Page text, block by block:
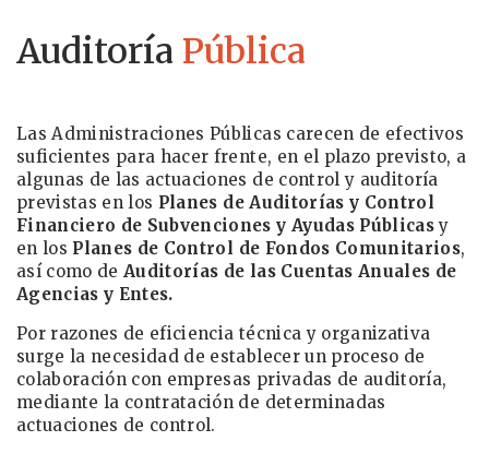
Auditoría Pública
Las Administraciones Públicas carecen de efectivos
suficientes para hacer frente, en el plazo previsto, a
algunas de las actuaciones de control y auditoría
previstas en los Planes de Auditorías y Control
Financiero de Subvenciones y Ayudas Públicasy
en los Planes de Control de Fondos Comunitarios,
así como de Auditorías de las Cuentas Anuales de
Agencias y Entes.
Por razones de eficiencia técnica y organizativa
surge la necesidad de establecer un proceso de
colaboración con empresas privadas de auditoría,
mediante la contratación de determinadas
actuaciones de control.